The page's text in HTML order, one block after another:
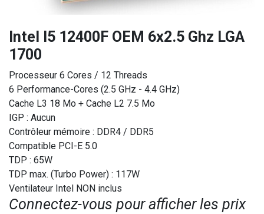
Intel I5 12400F OEM 6x2.5 Ghz LGA
1700
Processeur 6 Cores / 12 Threads
6 Performance-Cores (2.5 GHz - 4.4 GHz)
Cache L3 18 Mo + Cache L2 7.5 Mo
IGP : Aucun
Contrôleur mémoire : DDR4 / DDR5
Compatible PCI-E 5.0
TDP : 65W
TDP max. (Turbo Power) : 117W
Ventilateur Intel NON inclus
Connectez-vous pour afficher les prix​